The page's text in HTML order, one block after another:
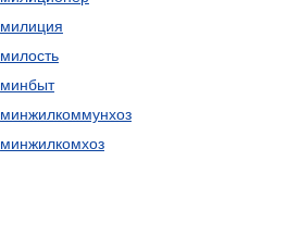
милиция
милость
минбыт
минжилкоммунхоз
минжилкомхоз